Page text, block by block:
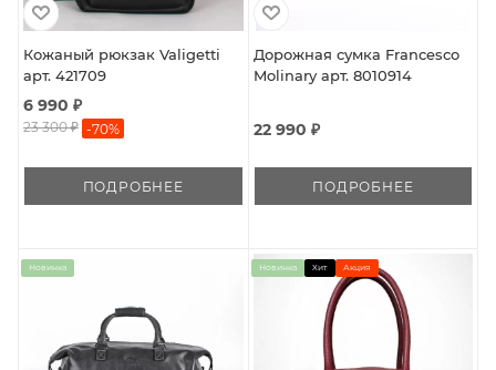
Кожаный рюкзак Valigetti
арт. 421709
6 990 ₽
23 300 ₽ -70%
ПОДРОБНЕЕ
Дорожная сумка Francesco
Molinary арт. 8010914
22 990 ₽
ПОДРОБНЕЕ
Новинка Новинка Хит Акция